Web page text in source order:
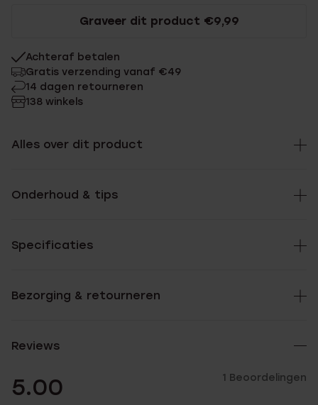
Graveer dit product €9,99
Achteraf betalen
Gratis verzending vanaf €49
14 dagen retourneren
138 winkels
Alles over dit product
Onderhoud & tips
Specificaties
Bezorging & retourneren
Reviews
5.00 1 Beoordelingen